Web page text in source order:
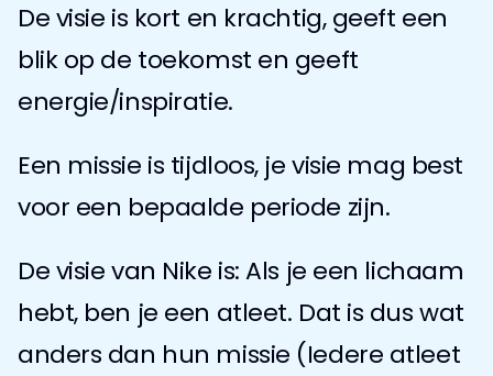
De visie is kort en krachtig, geeft een
blik op de toekomst en geeft
energie/inspiratie.
Een missie is tijdloos, je visie mag best
voor een bepaalde periode zijn.
De visie van Nike is: Als je een lichaam
hebt, ben je een atleet. Dat is dus wat
anders dan hun missie (Iedere atleet